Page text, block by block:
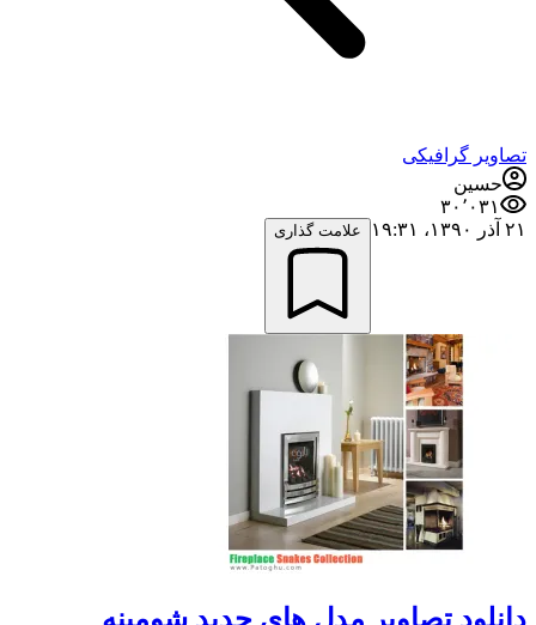
تصاویر گرافیکی
حسین
۳۰٬۰۳۱
۲۱ آذر ۱۳۹۰،‏ ۱۹:۳۱
علامت گذاری